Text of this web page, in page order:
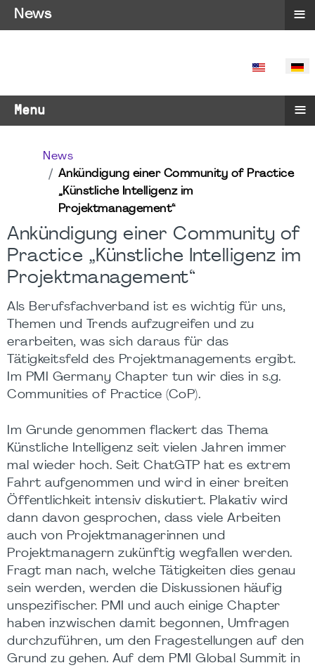
SPRACHE
Menu ≡
News
Ankündigung einer Community of Practice
„Künstliche Intelligenz im
Projektmanagement“
Ankündigung einer Community of
Practice „Künstliche Intelligenz im
Projektmanagement“
Als Berufsfachverband ist es wichtig für uns,
Themen und Trends aufzugreifen und zu
erarbeiten, was sich daraus für das
Tätigkeitsfeld des Projektmanagements ergibt.
Im PMI Germany Chapter tun wir dies in s.g.
Communities of Practice (CoP).
Im Grunde genommen flackert das Thema
Künstliche Intelligenz seit vielen Jahren immer
mal wieder hoch. Seit ChatGTP hat es extrem
Fahrt aufgenommen und wird in einer breiten
Öffentlichkeit intensiv diskutiert. Plakativ wird
dann davon gesprochen, dass viele Arbeiten
auch von Projektmanagerinnen und
Projektmanagern zukünftig wegfallen werden.
Fragt man nach, welche Tätigkeiten dies genau
sein werden, werden die Diskussionen häufig
unspezifischer. PMI und auch einige Chapter
haben inzwischen damit begonnen, Umfragen
durchzuführen, um den Fragestellungen auf den
Grund zu gehen. Auf dem PMI Global Summit in
News ≡